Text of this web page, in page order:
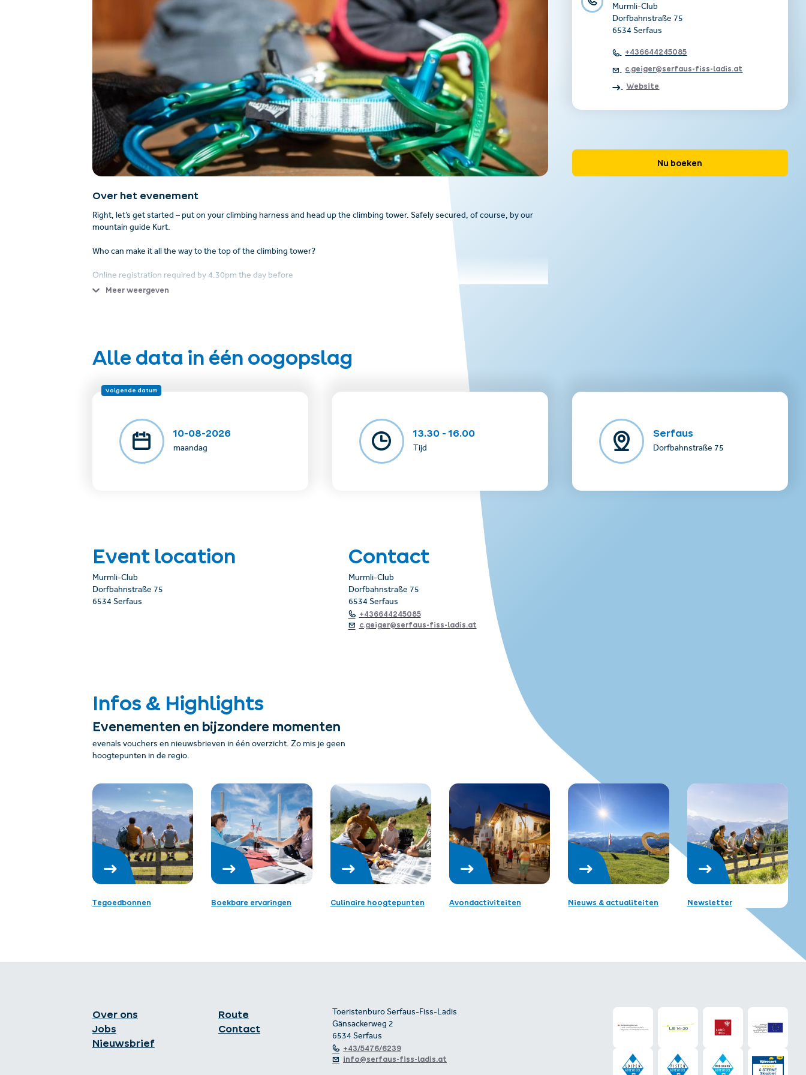
Murmli-Club
Dorfbahnstraße 75
6534 Serfaus
+436644245085
c.geiger@serfaus-fiss-ladis.at
Website
Nu boeken
Over het evenement
Right, let’s get started – put on your climbing harness and head up the climbing tower. Safely secured, of course, by our
mountain guide Kurt.
Who can make it all the way to the top of the climbing tower?
Online registration required by 4.30pm the day before
Meeting point & pickup: for all activities at Murmli Club at the cable car valley station below the PlayIN.
Costs: free of Charge
To take with you: Food and plenty of drinks, sturdy shoes, rain jacket, lift ticket, and backpack, long trousers
Meer weergeven
Alle data in één oogopslag
Volgende datum
10-08-2026
maandag
13.30 - 16.00
Tijd
Serfaus
Dorfbahnstraße 75
Event location
Murmli-Club
Dorfbahnstraße 75
6534 Serfaus
Contact
Murmli-Club
Dorfbahnstraße 75
6534 Serfaus
+436644245085
c.geiger@serfaus-fiss-ladis.at
Infos & Highlights
Evenementen en bijzondere momenten
evenals vouchers en nieuwsbrieven in één overzicht. Zo mis je geen
hoogtepunten in de regio.
Tegoedbonnen Boekbare ervaringen Culinaire hoogtepunten Avondactiviteiten Nieuws & actualiteiten Newsletter
Over ons
Jobs
Nieuwsbrief
Route
Contact
Toeristenburo Serfaus-Fiss-Ladis
Gänsackerweg 2
6534 Serfaus
+43/5476/6239
info@serfaus-fiss-ladis.at